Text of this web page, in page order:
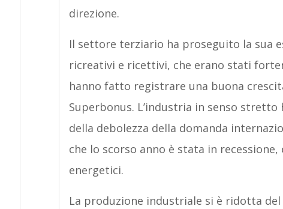
direzione.
Il settore terziario ha proseguito la sua
ricreativi e ricettivi, che erano stati
hanno fatto registrare una buona
Superbonus. L’industria in senso
della debolezza della domanda
che lo scorso anno è stata in
energetici.
La produzione industriale si è ridotta del